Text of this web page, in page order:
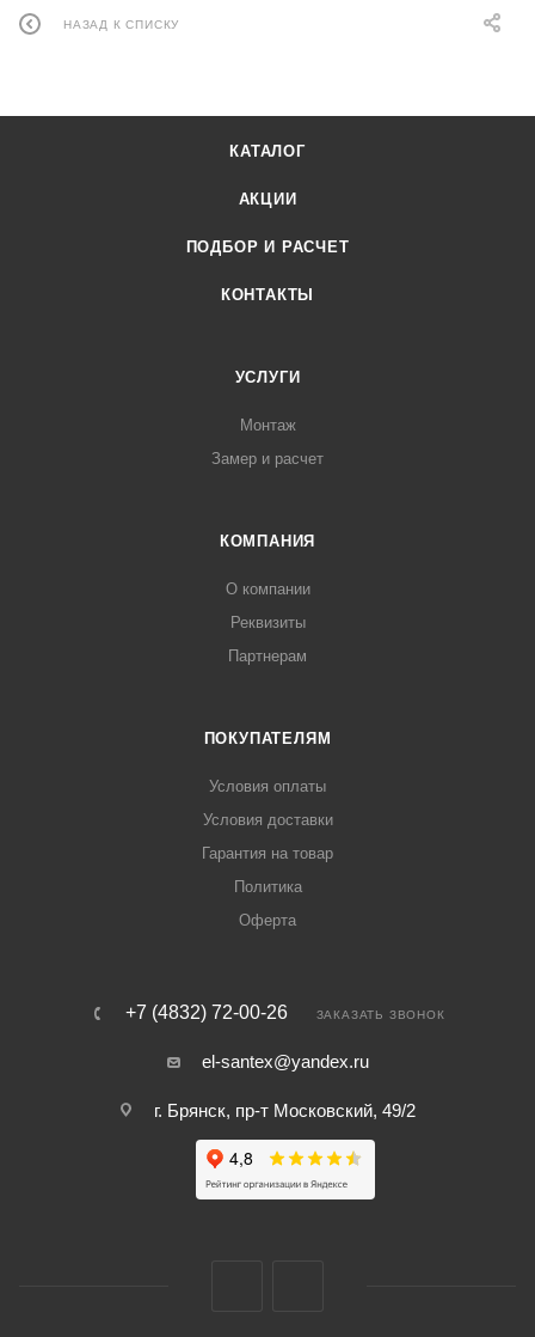
НАЗАД К СПИСКУ
КАТАЛОГ
АКЦИИ
ПОДБОР И РАСЧЕТ
КОНТАКТЫ
УСЛУГИ
Монтаж
Замер и расчет
КОМПАНИЯ
О компании
Реквизиты
Партнерам
ПОКУПАТЕЛЯМ
Условия оплаты
Условия доставки
Гарантия на товар
Политика
Оферта
+7 (4832) 72-00-26 ЗАКАЗАТЬ ЗВОНОК
el-santex@yandex.ru
г. Брянск, пр-т Московский, 49/2